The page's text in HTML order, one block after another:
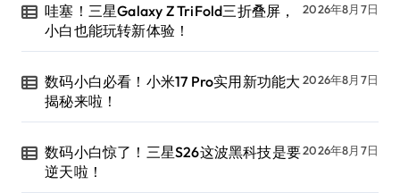
哇塞！三星Galaxy Z TriFold三折叠屏，
小白也能玩转新体验！
2026年8月7日
数码小白必看！小米17 Pro实用新功能大
揭秘来啦！
2026年8月7日
数码小白惊了！三星S26这波黑科技是要
逆天啦！
2026年8月7日